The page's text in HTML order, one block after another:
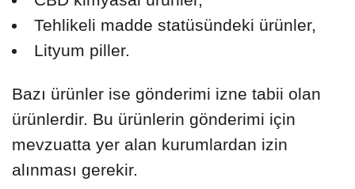
Tehlikeli madde statüsündeki ürünler,
Lityum piller.
Bazı ürünler ise gönderimi izne tabii olan
ürünlerdir. Bu ürünlerin gönderimi için
mevzuatta yer alan kurumlardan izin
alınması gerekir.